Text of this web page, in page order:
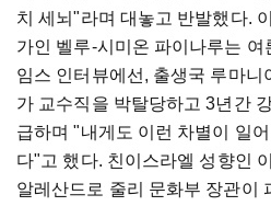
치 세뇌"라며 대놓고 반발했다.
가인 벨루-시미온 파이나루는
임스 인터뷰에선, 출생국 루마니
가 교수직을 박탈당하고 3년간
급하며 "내게도 이런 차별이 일
다"고 했다. 친이스라엘 성향인
알레산드로 줄리 문화부 장관이